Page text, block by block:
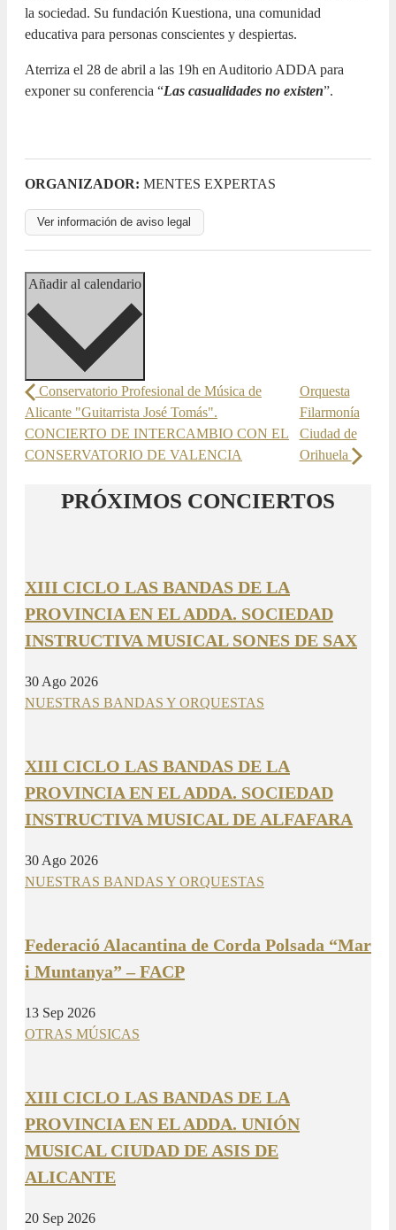
la sociedad. Su fundación Kuestiona, una comunidad
educativa para personas conscientes y despiertas.
Aterriza el 28 de abril a las 19h en Auditorio ADDA para
exponer su conferencia “Las casualidades no existen”.
ORGANIZADOR: MENTES EXPERTAS
Ver información de aviso legal
Conservatorio Profesional de Música de
Alicante "Guitarrista José Tomás".
CONCIERTO DE INTERCAMBIO CON EL
CONSERVATORIO DE VALENCIA
Orquesta
Filarmonía
Ciudad de
Orihuela
PRÓXIMOS CONCIERTOS
XIII CICLO LAS BANDAS DE LA
PROVINCIA EN EL ADDA. SOCIEDAD
INSTRUCTIVA MUSICAL SONES DE SAX
30 Ago 2026
NUESTRAS BANDAS Y ORQUESTAS
XIII CICLO LAS BANDAS DE LA
PROVINCIA EN EL ADDA. SOCIEDAD
INSTRUCTIVA MUSICAL DE ALFAFARA
30 Ago 2026
NUESTRAS BANDAS Y ORQUESTAS
Federació Alacantina de Corda Polsada “Mar
i Muntanya” – FACP
13 Sep 2026
OTRAS MÚSICAS
XIII CICLO LAS BANDAS DE LA
PROVINCIA EN EL ADDA. UNIÓN
MUSICAL CIUDAD DE ASIS DE
ALICANTE
20 Sep 2026